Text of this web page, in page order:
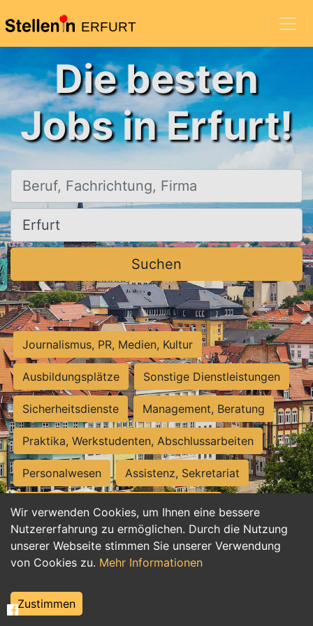
ERFURT
Wir verwenden Cookies, um Ihnen eine bessere
Nutzererfahrung zu ermöglichen. Durch die Nutzung
unserer Webseite stimmen Sie unserer Verwendung
von Cookies zu. Mehr Informationen
Zustimmen
Die besten
Jobs in Erfurt!
Beruf, Fachrichtung, Firma
Ort, Stadt
Suchen
Journalismus, PR, Medien, Kultur
Ausbildungsplätze Sonstige Dienstleistungen
Sicherheitsdienste Management, Beratung
Praktika, Werkstudenten, Abschlussarbeiten
Personalwesen Assistenz, Sekretariat
Hilfskräfte, Aushilfs- und Nebenjobs
Einkauf, Logistik, Materialwirtschaft
Weiterbildung, Studium, duale Ausbildung
Tourismus